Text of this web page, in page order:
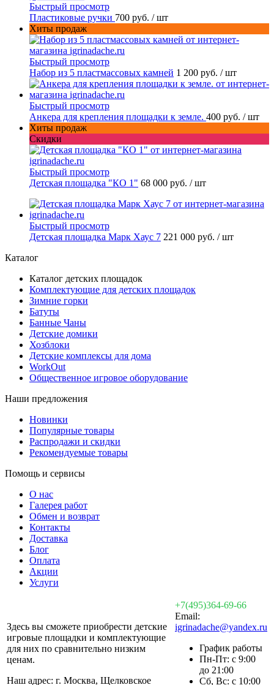
Быстрый просмотр
Пластиковые ручки 700 руб. / шт
Хиты продаж
Быстрый просмотр
Набор из 5 пластмассовых камней 1 200 руб. / шт
Быстрый просмотр
Анкера для крепления площадки к земле. 400 руб. / шт
Хиты продаж
Скидки
Быстрый просмотр
Детская площадка "КО 1" 68 000 руб. / шт
Быстрый просмотр
Детская площадка Марк Хаус 7 221 000 руб. / шт
Каталог
Каталог детских площадок
Комплектующие для детских площадок
Зимние горки
Батуты
Банные Чаны
Детские домики
Хозблоки
Детские комплексы для дома
WorkOut
Общественное игровое оборудование
Наши предложения
Новинки
Популярные товары
Распродажи и скидки
Рекомендуемые товары
Помощь и сервисы
О нас
Галерея работ
Обмен и возврат
Контакты
Доставка
Блог
Оплата
Акции
Услуги
Здесь вы сможете приобрести детские
игровые площадки и комплектующие
для них по сравнительно низким
ценам.
Наш адрес: г. Москва, Щелковское
+7(495)364-69-66
Email:
igrinadache@yandex.ru
График работы
Пн-Пт: с 9:00
до 21:00
Сб, Вс: с 10:00